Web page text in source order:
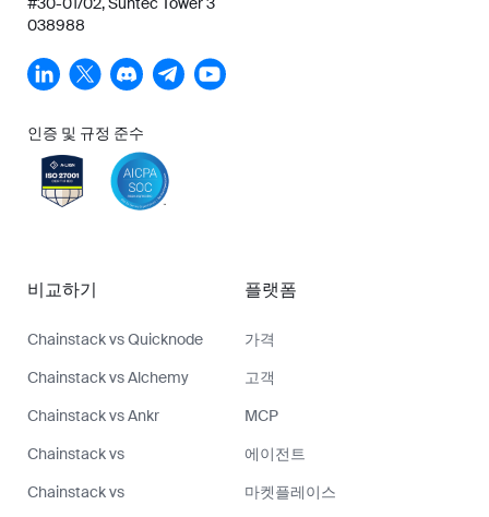
038988
인증 및 규정 준수
비교하기
Chainstack vs Quicknode
Chainstack vs Alchemy
Chainstack vs Ankr
Chainstack vs
Chainstack vs
플랫폼
가격
고객
MCP
에이전트
마켓플레이스